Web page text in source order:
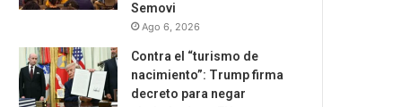
Semovi
Ago 6, 2026
Contra el “turismo de
nacimiento”: Trump firma
decreto para negar